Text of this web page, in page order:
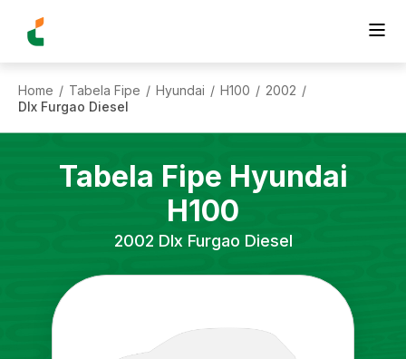
Home / Tabela Fipe / Hyundai / H100 / 2002 /
Dlx Furgao Diesel
Tabela Fipe Hyundai
H100
2002 Dlx Furgao Diesel